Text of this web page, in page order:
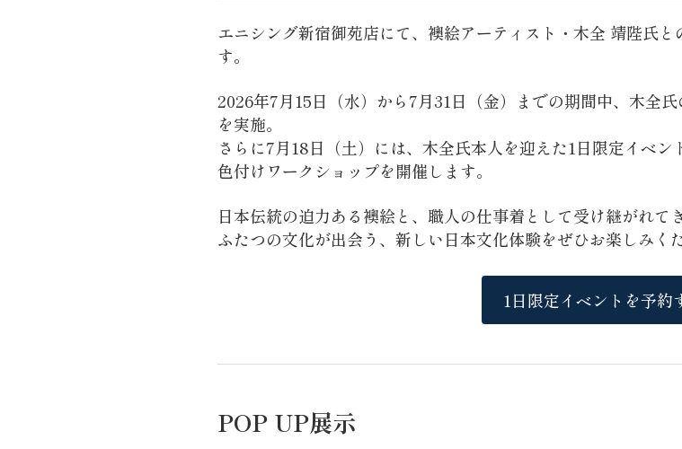
エニシング新宿御苑店にて、襖絵アーティスト・木全 靖陛氏
す。
2026年7月15日（水）から7月31日（金）までの期間中、木全
を実施。
さらに7月18日（土）には、木全氏本人を迎えた1日限定イベ
色付けワークショップを開催します。
日本伝統の迫力ある襖絵と、職人の仕事着として受け継がれて
ふたつの文化が出会う、新しい日本文化体験をぜひお楽しみくだ
1日限定イベントを予約
POP UP展示